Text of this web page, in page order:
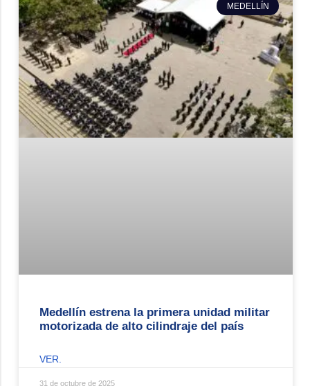
MEDELLÍN
Medellín estrena la primera unidad militar
motorizada de alto cilindraje del país
VER.
31 de octubre de 2025